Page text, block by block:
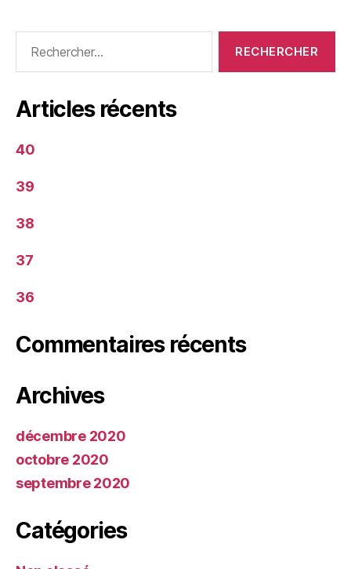
Articles récents
40
39
38
37
36
Commentaires récents
Archives
décembre 2020
octobre 2020
septembre 2020
Catégories